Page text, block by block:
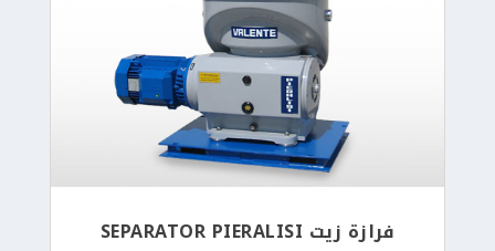
فرازة زيت SEPARATOR PIERALISI